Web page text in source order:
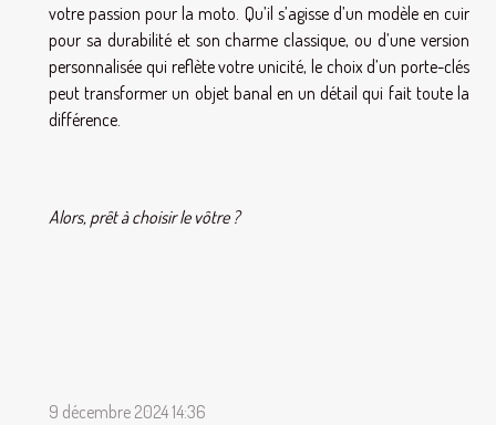
votre passion pour la moto. Qu’il s’agisse d’un modèle en cuir
pour sa durabilité et son charme classique, ou d’une version
personnalisée qui reflète votre unicité, le choix d’un porte-clés
peut transformer un objet banal en un détail qui fait toute la
différence.
Alors, prêt à choisir le vôtre ?
9 décembre 2024 14:36